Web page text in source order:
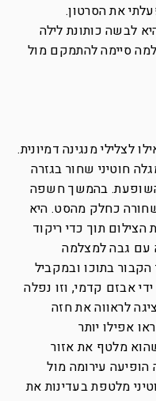
את הסרטון.
לבשה כותונת לילה
סיימה להתמקם מול
לצלילי מנגינה דמיונית.
חוטיני שחור בגזרה
בהמשך חשפה
כחלק מהסט. היא
תוך כדי ריקוד
עם גבה למצלמה
בתוכו ובמקביל
אבזם קדמי, וזו נפלה
לראווה את חזה
אפילו יותר
שהוא מלטף את אזור
עירומה מול
מלטפת בעדינות את